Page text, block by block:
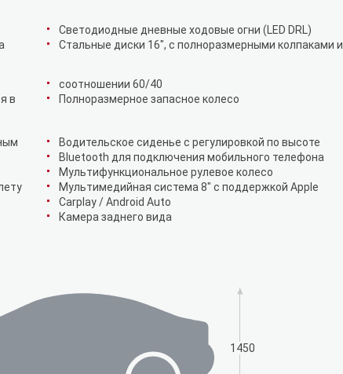
Светодиодные дневные ходовые огни (LED DRL)
Стальные диски 16", с полноразмерными колпаками и
в
соотношении 60/40
Полноразмерное запасное колесо
Водительское сиденье с регулировкой по высоте
Bluetooth для подключения мобильного телефона
Мультифункциональное рулевое колесо
Мультимедийная система 8" с поддержкой Apple
Carplay / Android Auto
Камера заднего вида
1450